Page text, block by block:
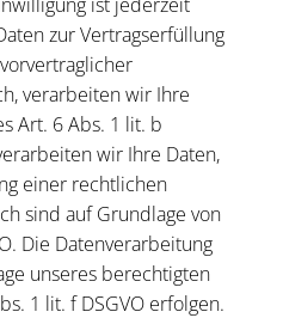
zur Vertragserfüllung
verarbeiten wir Ihre
Art. 6 Abs. 1 lit. b
wir Ihre Daten,
einer rechtlichen
sind auf Grundlage von
Die Datenverarbeitung
unseres berechtigten
1 lit. f DSGVO erfolgen.